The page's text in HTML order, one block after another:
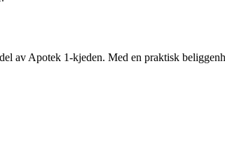
av Apotek 1-kjeden. Med en praktisk